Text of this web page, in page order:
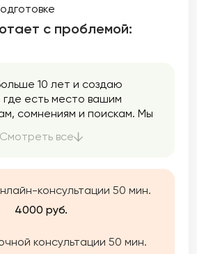
с проблемой:
10 лет и создаю
есть место вашим
сомнениям и поискам. Мы
давления. Моя задача —
Смотреть все
консультации 50 мин.
4000 руб.
консультации 50 мин.